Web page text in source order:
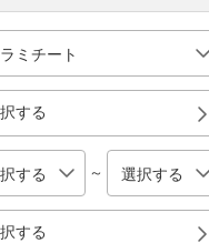
する
～
する